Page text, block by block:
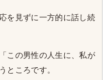
を見ずに一方的に話し続
この男性の人生に、私が
ところです。